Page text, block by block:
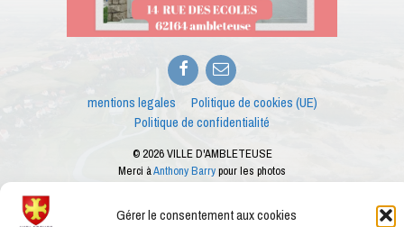
Gérer le consentement aux cookies
Facebook
E-
mail
mentions legales
Politique de cookies (UE)
Politique de confidentialité
© 2026 VILLE D'AMBLETEUSE
Merci àAnthony Barrypour les photos